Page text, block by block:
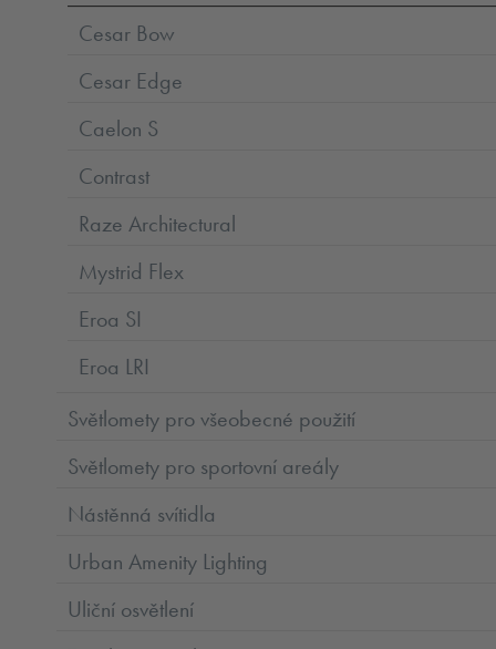
Cesar Bow
Cesar Edge
Caelon S
Contrast
Raze Architectural
Mystrid Flex
Eroa SI
Eroa LRI
Světlomety pro všeobecné použití
Světlomety pro sportovní areály
Nástěnná svítidla
Urban Amenity Lighting
Uliční osvětlení